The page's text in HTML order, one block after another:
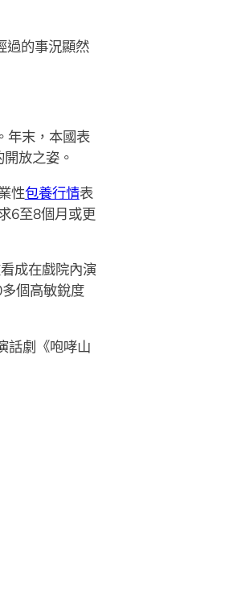
過的事況顯然
年末，本國表
放之姿。
性包養行情表
6至8個月或更
成在戲院內演
個高敏銳度
話劇《咆哮山